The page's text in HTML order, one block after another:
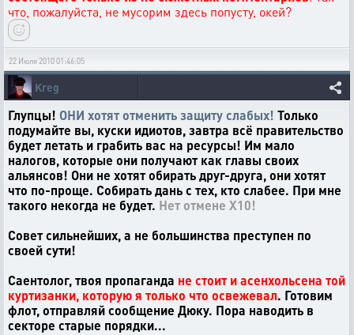
что, пожалуйста, не мусорим здесь попусту, окей?
22 Июля 2010 01:46:05
Kreg
Глупцы! ОНИ хотят отменить защиту слабых! Только
подумайте вы, куски идиотов, завтра всё правительство
будет летать и грабить вас на ресурсы! Им мало
налогов, которые они получают как главы своих
альянсов! Они не хотят обирать друг-друга, они хотят
что по-проще. Собирать дань с тех, кто слабее. При мне
такого некогда не будет. Нет отмене Х10!
Совет сильнейших, а не большинства преступен по
своей сути!
Саентолог, твоя пропаганда не стоит и асенхольсена той
куртизанки, которую я только что освежевал. Готовим
флот, отправляй сообщение Дюку. Пора наводить в
секторе старые порядки...